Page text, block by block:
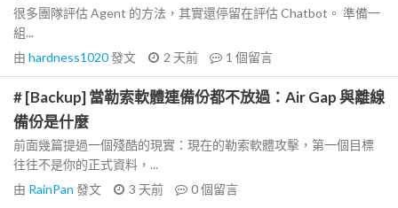
很多團隊評估 Agent 的方法，其實還停留在評估 Chatbot。 準備一
組...
由 hardness1020發文 2 天前 1 個留言
# [Backup] 當勒索軟體連備份都不放過：Air Gap 與離線
備份是什麼
前面幾篇提過一個殘酷的現實：現在的勒索軟體攻擊，第一個目標
往往不是你的正式資料，...
由 RainPan 發文 3 天前 0個留言